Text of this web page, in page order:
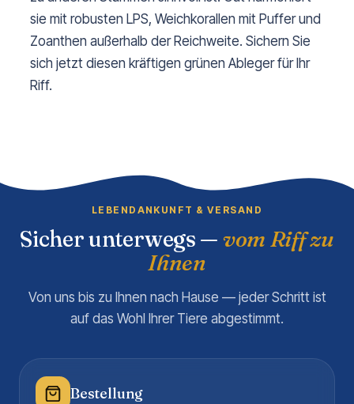
sie mit robusten LPS, Weichkorallen mit Puffer und
Zoanthen außerhalb der Reichweite. Sichern Sie
sich jetzt diesen kräftigen grünen Ableger für Ihr
Riff.
LEBENDANKUNFT & VERSAND
Sicher unterwegs — vom Riff zu
Ihnen
Von uns bis zu Ihnen nach Hause — jeder Schritt ist
auf das Wohl Ihrer Tiere abgestimmt.
Bestellung